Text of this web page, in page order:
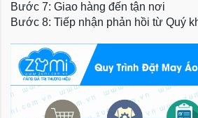
Bước 7: Giao hàng đến tận nơi
Bước 8: Tiếp nhận phản hồi từ Quý